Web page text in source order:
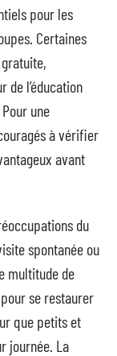
pour les
Certaines
de l’éducation
une
à vérifier
avant
du
spontanée ou
multitude de
se restaurer
que petits et
journée. La